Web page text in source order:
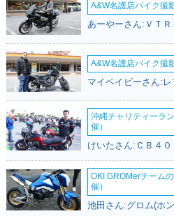
A&W名護店バイク撮
あーやーさん:ＶＴ
A&W名護店バイク撮
マイベイビーさん:
沖縄チャリティーラ
催）
OKI GROMerチーム
催）
池田さん:グロム(ホ